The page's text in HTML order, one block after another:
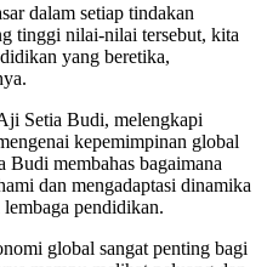
dalam setiap tindakan
tinggi nilai-nilai tersebut, kita
yang beretika,
Setia Budi, melengkapi
kepemimpinan global
membahas bagaimana
dan mengadaptasi dinamika
pendidikan.
global sangat penting bagi